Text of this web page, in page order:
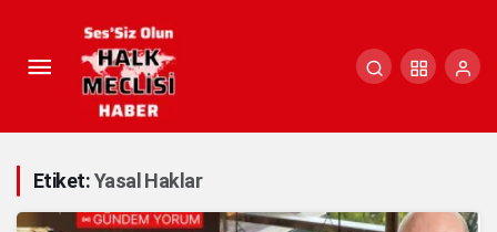
Etiket:Yasal Haklar